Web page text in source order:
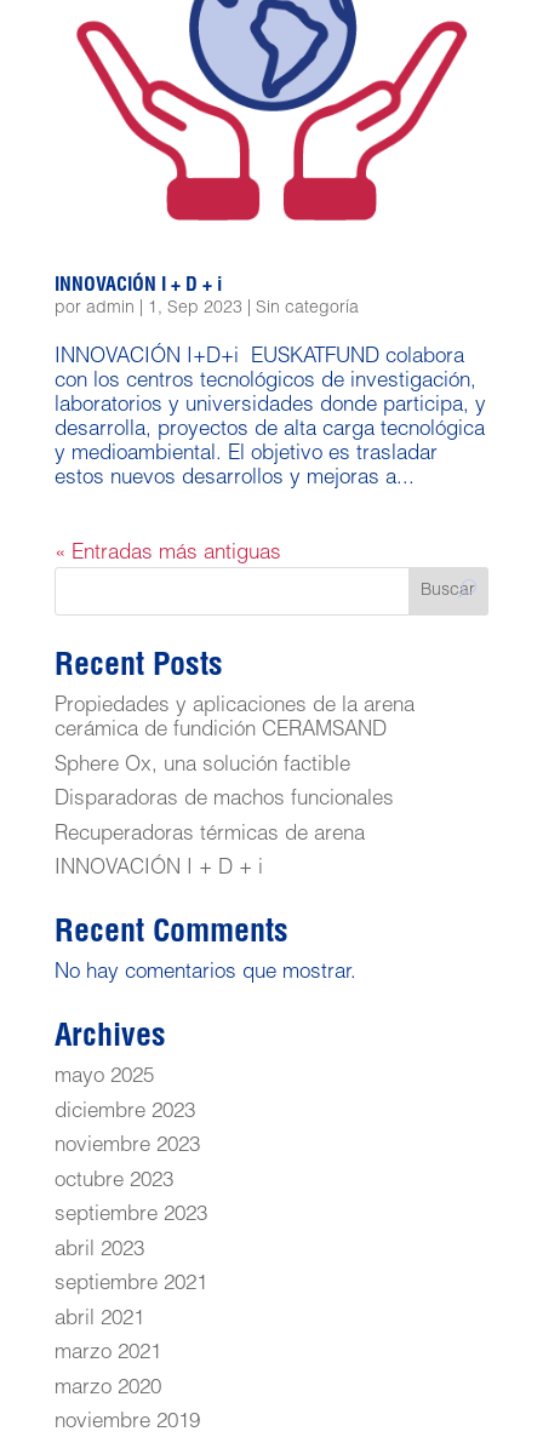
INNOVACIÓN I + D + i
por admin 1, Sep 2023 Sin categoría
INNOVACIÓN I+D+i EUSKATFUND colabora
con los centros tecnológicos de investigación,
laboratorios y universidades donde participa, y
desarrolla, proyectos de alta carga tecnológica
y medioambiental. El objetivo es trasladar
estos nuevos desarrollos y mejoras a...
« Entradas más antiguas
Buscar
Recent Posts
Propiedades y aplicaciones de la arena
cerámica de fundición CERAMSAND
Sphere Ox, una solución factible
Disparadoras de machos funcionales
Recuperadoras térmicas de arena
INNOVACIÓN I + D + i
Recent Comments
No hay comentarios que mostrar.
Archives
mayo 2025
diciembre 2023
noviembre 2023
octubre 2023
septiembre 2023
abril 2023
septiembre 2021
abril 2021
marzo 2021
marzo 2020
noviembre 2019